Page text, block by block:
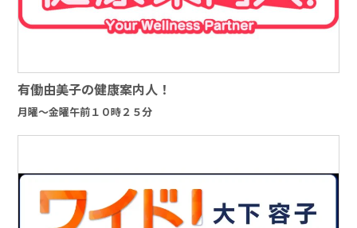
有働由美子の健康案内人！
月曜～金曜午前１０時２５分